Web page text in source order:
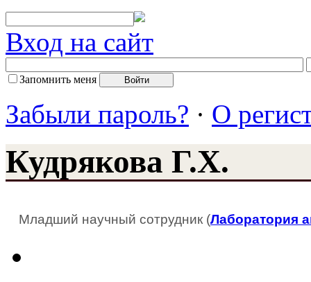
Вход на сайт
Запомнить меня
Забыли пароль? · О
Кудрякова Г.Х.
Младший научный сотрудник (Лаборатория